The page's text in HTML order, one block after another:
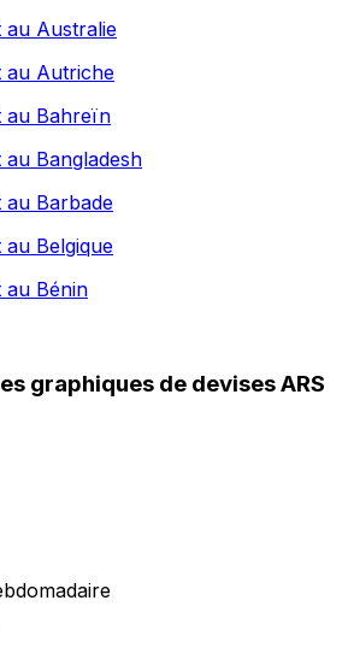
au Australie
au Autriche
au Bahreïn
au Bangladesh
au Barbade
au Belgique
au Bénin
graphiques de devises ARS